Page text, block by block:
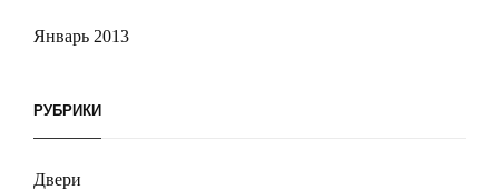
Январь 2013
РУБРИКИ
Двери